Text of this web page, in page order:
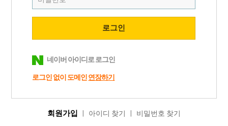
네이버 아이디로 로그인
로그인 없이 도메인 연장하기
회원가입 아이디 찾기 비밀번호 찾기